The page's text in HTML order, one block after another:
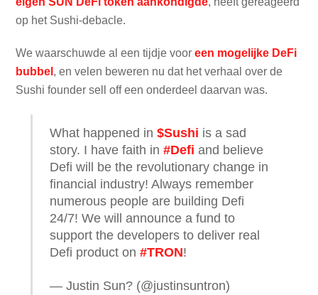
op het Sushi-debacle.
We waarschuwde al een tijdje vooreen mogelijke DeFi
bubbel , en velen beweren nu dat het verhaal over de
Sushi founder sell off een onderdeel daarvan was.
What happened in$Sushi is a sad
story. I have faith in#Defi and believe
Defi will be the revolutionary change in
financial industry! Always remember
numerous people are building Defi
24/7! We will announce a fund to
support the developers to deliver real
Defi product on#TRON!
— Justin Sun? (@justinsuntron)